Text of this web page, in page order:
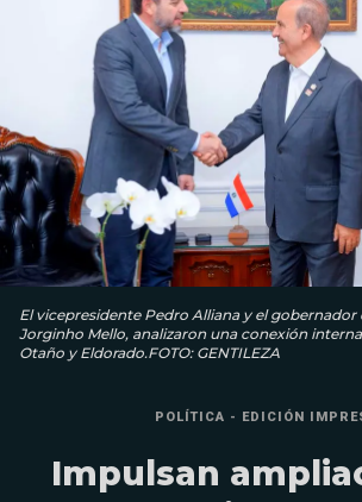
El vicepresidente Pedro Alliana y el gobernador
Jorginho Mello, analizaron una conexión
Otaño y Eldorado.FOTO: GENTILEZA
POLÍTICA - EDICIÓN
Impulsan